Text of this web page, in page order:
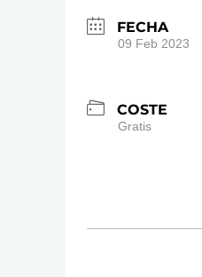
FECHA
09 Feb 2023
COSTE
Gratis